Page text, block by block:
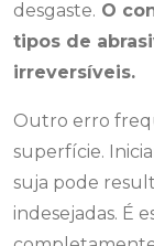
desgaste. O
tipos de
irreversíveis.
Outro erro
superfície.
suja pode
indesejadas. É